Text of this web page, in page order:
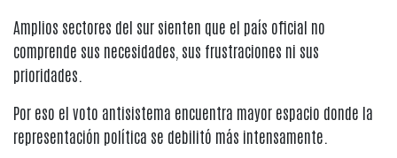
Amplios sectores del sur sienten que el país oficial no
comprende sus necesidades, sus frustraciones ni sus
prioridades.
Por eso el voto antisistema encuentra mayor espacio donde la
representación política se debilitó más intensamente.